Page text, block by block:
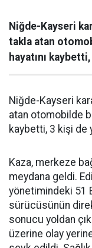
Niğde-Kayseri
takla atan
hayatını
Niğde-Kayseri
atan otomobilde
kaybetti, 3 kişi de
Kaza, merkeze
meydana geldi.
yönetimindeki 51
sürücüsünün
sonucu yoldan
üzerine olay